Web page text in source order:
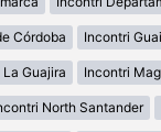
Córdoba Incontri
Guajira Incontri
North Santander